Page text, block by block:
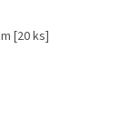
[20 ks]